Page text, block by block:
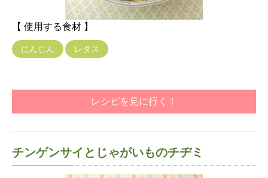
【 使用する食材 】
にんじん レタス
レシピを見に行く！
チンゲンサイとじゃがいものチヂミ